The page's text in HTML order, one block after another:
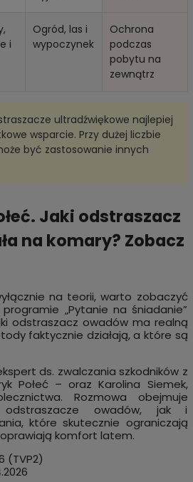
i
Ogród, las i
wypoczynek
Ochrona
podczas
pobytu na
zewnątrz
ultradźwiękowe najlepiej
wsparcie. Przy dużej liczbie
być zastosowanie innych
Jaki odstraszacz
na komary? Zobacz
na teorii, warto zobaczyć
„Pytanie na śniadanie”
odstraszacz owadów ma realną
faktycznie działają, a które są
ds. zwalczania szkodników z
Połeć – oraz Karolina Siemek,
Rozmowa obejmuje
odstraszacze owadów, jak i
które skutecznie ograniczają
komfort latem.
(TVP2)